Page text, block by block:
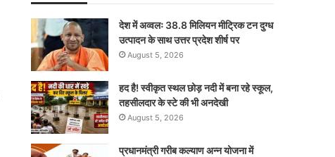
देश में अव्वलः 38.8 मिलियन मीट्रिक टन दुग्ध
उत्पादन के साथ उत्तर प्रदेश शीर्ष पर
August 5, 2026
हद है! स्वीकृत स्थल छोड़ नदी में बना रहे स्कूल,
तहसीलदार के स्टे की भी अनदेखी
August 5, 2026
प्रधानमंत्री गरीब कल्याण अन्न योजना में